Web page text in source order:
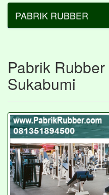
PABRIK RUBBER
Pabrik
Sukabumi